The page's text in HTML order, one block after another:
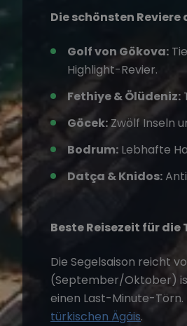
Die schönsten
Golf von Gökova:
Highlight-Revier.
Fethiye & Ölüdeniz:
Göcek:Zwölf Inseln
Bodrum: Lebhafte
Datça & Knidos:
Beste Reisezeit für die
Die Segelsaison reicht
(September/Oktober)
einen Last-Minute-
türkischen Ägäis.